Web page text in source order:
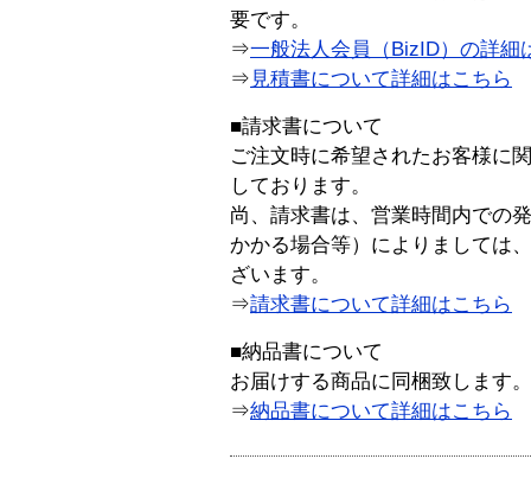
要です。
⇒一般法人会員（BizID）の詳細
⇒ 見積書について詳細はこちら
■請求書について
ご注文時に希望されたお客様に
しております。
尚、請求書は、営業時間内での
かかる場合等）によりましては
ざいます。
⇒請求書について詳細はこちら
■納品書について
お届けする商品に同梱致します。
⇒納品書について詳細はこちら